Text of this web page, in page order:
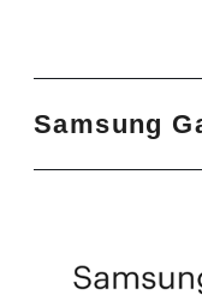
Samsung